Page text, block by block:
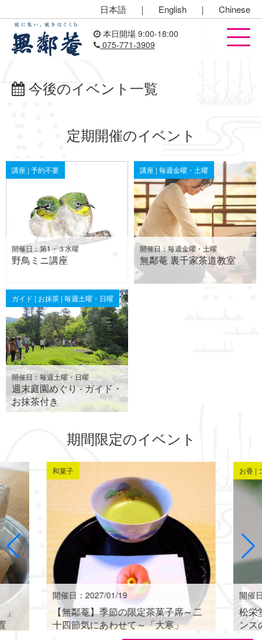
日本語 ｜ English ｜ Chinese
本日開場 9:00-18:00
075-771-3909
今後のイベント一覧
定期開催のイベント
講座 | 予約不要
開催日：第1・３水曜
野鳥ミニ講座
講座 | 毎週金曜・土曜
開催日：毎週金曜・土曜
無鄰菴 裏千家茶道教室
ガイド | お抹茶 | 毎週土曜・日曜
開催日：毎週土曜・日曜
週末庭園めぐり - ガイド・
お抹茶付き
期間限定のイベント
和菓子
開催日：2027/01/19
【無鄰菴】季節の限定茶菓子席～二
十四節気にあわせて～「大寒」
お香 |
開催
松栄
ンス